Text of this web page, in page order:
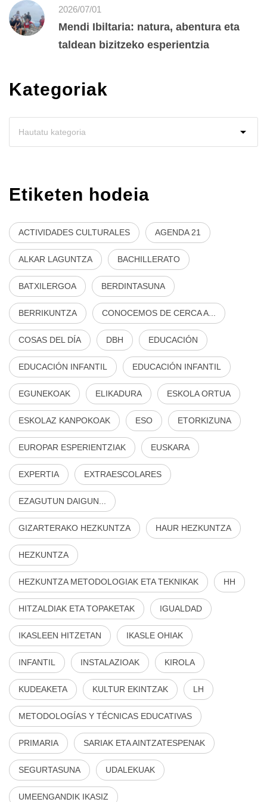
2026/07/01
Mendi Ibiltaria: natura, abentura eta
taldean bizitzeko esperientzia
Kategoriak
Etiketen hodeia
ACTIVIDADES CULTURALES AGENDA 21
ALKAR LAGUNTZA BACHILLERATO
BATXILERGOA BERDINTASUNA
BERRIKUNTZA CONOCEMOS DE CERCA A...
COSAS DEL DÍA DBH EDUCACIÓN
EDUCACIÓN INFANTIL EDUCACIÓN INFANTIL
EGUNEKOAK ELIKADURA ESKOLA ORTUA
ESKOLAZ KANPOKOAK ESO ETORKIZUNA
EUROPAR ESPERIENTZIAK EUSKARA
EXPERTIA EXTRAESCOLARES
EZAGUTUN DAIGUN...
GIZARTERAKO HEZKUNTZA HAUR HEZKUNTZA
HEZKUNTZA
HEZKUNTZA METODOLOGIAK ETA TEKNIKAK HH
HITZALDIAK ETA TOPAKETAK IGUALDAD
IKASLEEN HITZETAN IKASLE OHIAK
INFANTIL INSTALAZIOAK KIROLA
KUDEAKETA KULTUR EKINTZAK LH
METODOLOGÍAS Y TÉCNICAS EDUCATIVAS
PRIMARIA SARIAK ETA AINTZATESPENAK
SEGURTASUNA UDALEKUAK
UMEENGANDIK IKASIZ